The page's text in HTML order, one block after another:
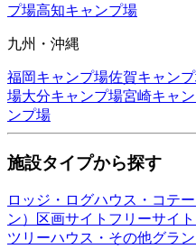
プ場高知キャンプ場
九州・沖縄
福岡キャンプ場佐賀キャン
場大分キャンプ場宮崎キャ
ンプ場
施設タイプから探す
ロッジ・ログハウス・コテ
ン）
区画サイト フリーサイト
ツリーハウス・その他グラ